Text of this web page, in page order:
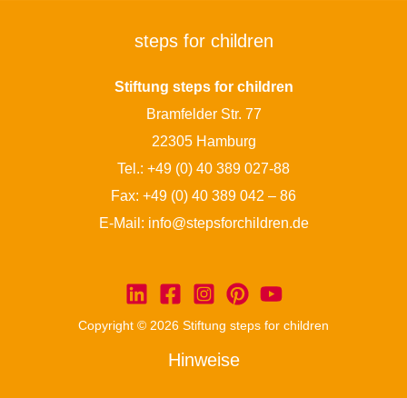
steps for children
Stiftung steps for children
Bramfelder Str. 77
22305 Hamburg
Tel.: +49 (0) 40 389 027-88
Fax: +49 (0) 40 389 042 – 86
E-Mail: info@stepsforchildren.de
Copyright © 2026 Stiftung steps for children
Hinweise